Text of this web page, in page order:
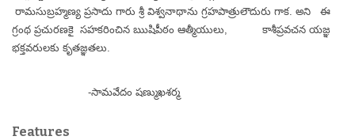
రామసుబ్రహ్మణ్య ప్రసాదు గారు శ్రీ విశ్వనాథాను గ్రహపాత్రులౌదురు గాక. అని
ఈ
గ్రంథ ప్రచురణకై సహకరించిన ఋషిపీఠం ఆత్మీయులు, కాశీప్రవచన యజ్ఞ
భక్తవరులకు కృతజ్ఞతలు.
-సామవేదం షణ్ముఖశర్మ
Features